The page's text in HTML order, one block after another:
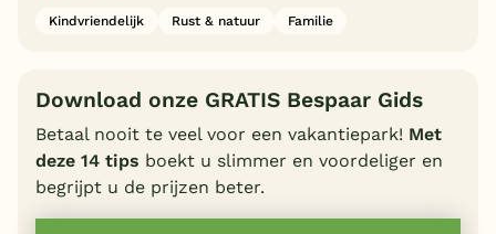
Kindvriendelijk Rust & natuur Familie
Download onze GRATIS Bespaar Gids
Betaal nooit te veel voor een vakantiepark! Met
deze 14 tips boekt u slimmer en voordeliger en
begrijpt u de prijzen beter.